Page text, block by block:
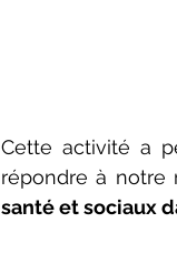
Cette activité a
répondre à notre
santé et sociaux